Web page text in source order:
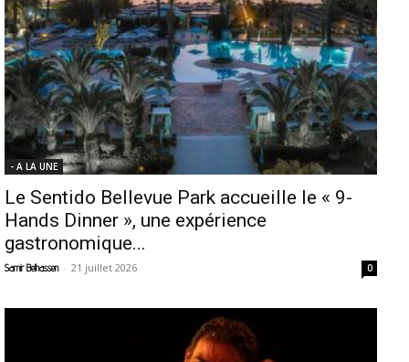
- A LA UNE
Le Sentido Bellevue Park accueille le « 9-
Hands Dinner », une expérience
gastronomique...
Samir Belhassen - 21 juillet 2026 0